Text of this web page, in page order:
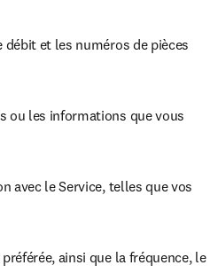
et les numéros de pièces
ou les informations que vous
avec le Service, telles que vos
ainsi que la fréquence, le